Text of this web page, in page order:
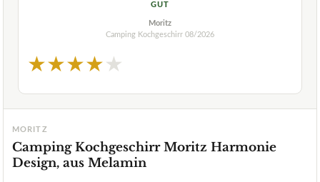
GUT
Moritz
Camping Kochgeschirr 08/2026
★★★★★
MORITZ
Camping Kochgeschirr Moritz Harmonie
Design, aus Melamin